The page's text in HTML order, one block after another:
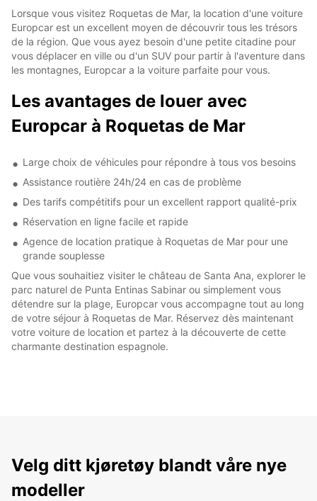
Lorsque vous visitez Roquetas de Mar, la location d'une voiture
Europcar est un excellent moyen de découvrir tous les trésors
de la région. Que vous ayez besoin d'une petite citadine pour
vous déplacer en ville ou d'un SUV pour partir à l'aventure dans
les montagnes, Europcar a la voiture parfaite pour vous.
Les avantages de louer avec
Europcar à Roquetas de Mar
Large choix de véhicules pour répondre à tous vos besoins
Assistance routière 24h/24 en cas de problème
Des tarifs compétitifs pour un excellent rapport qualité-prix
Réservation en ligne facile et rapide
Agence de location pratique à Roquetas de Mar pour une
grande souplesse
Que vous souhaitiez visiter le château de Santa Ana, explorer le
parc naturel de Punta Entinas Sabinar ou simplement vous
détendre sur la plage, Europcar vous accompagne tout au long
de votre séjour à Roquetas de Mar. Réservez dès maintenant
votre voiture de location et partez à la découverte de cette
charmante destination espagnole.
Velg ditt kjøretøy blandt våre nye
modeller